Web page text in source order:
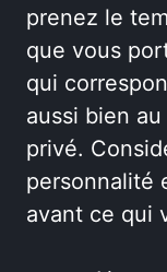
prenez le
que vous
qui
aussi bien
privé.
personnalité
avant ce qui